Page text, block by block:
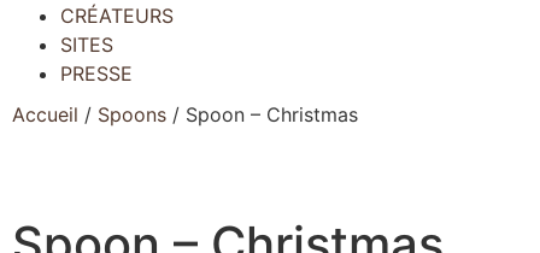
CRÉATEURS
SITES
PRESSE
Accueil / Spoons / Spoon – Christmas